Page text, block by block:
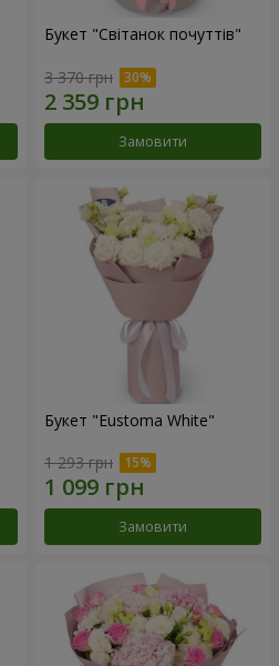
Букет "Світанок почуттів"
3 370 грн
Замовити
Букет "Eustoma White"
1 293 грн
Замовити